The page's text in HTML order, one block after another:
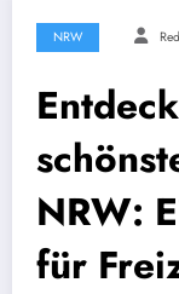
NRW
NRW:
für